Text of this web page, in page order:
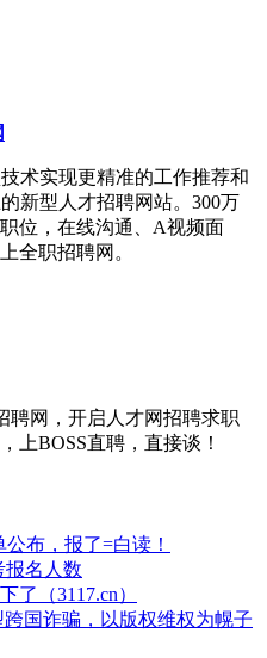
术实现更精准的工作推荐和
新型人才招聘网站。300万
位，在线沟通、A视频面
全职招聘网。
聘网，开启人才网招聘求职
上BOSS直聘，直接谈！
布，报了=白读！
报名人数
了（3117.cn）
国诈骗，以版权维权为幌子